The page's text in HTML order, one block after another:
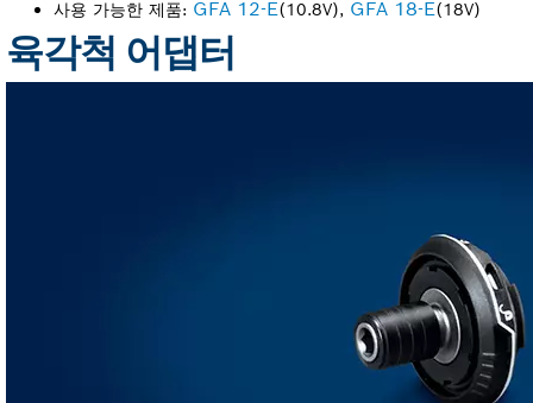
사용 가능한 제품: GFA 12-E(10.8V), GFA 18-E(18V)
육각척 어댑터